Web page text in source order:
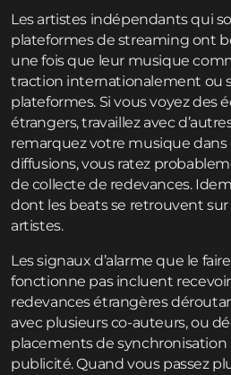
Les artistes indépendants qui
plateformes de streaming ont
une fois que leur musique
traction internationalement ou
plateformes. Si vous voyez des
étrangers, travaillez avec
remarquez votre musique dans
diffusions, vous ratez
de collecte de redevances.
dont les beats se retrouvent sur
artistes.
Les signaux d’alarme que le
fonctionne pas incluent
redevances étrangères
avec plusieurs co-auteurs, ou
placements de synchronisation
publicité. Quand vous passez